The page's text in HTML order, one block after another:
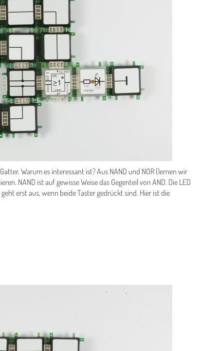
Gatter. Warum es interessant ist? Aus NAND und NOR (lernen wir
NAND ist auf gewisse Weise das Gegenteil von AND. Die LED
erst aus, wenn beide Taster gedrückt sind. Hier ist die